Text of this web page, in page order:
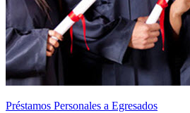
Préstamos Personales a Egresados